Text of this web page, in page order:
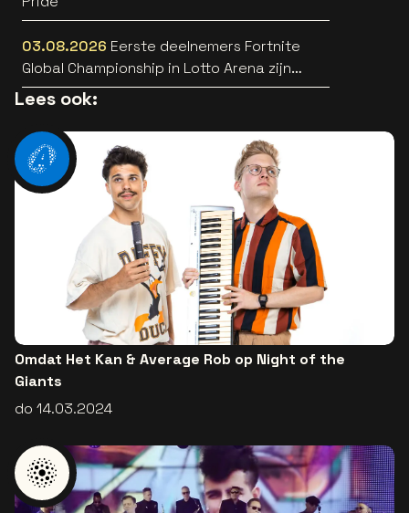
03.08.2026 Eerste deelnemers Fortnite
Global Championship in Lotto Arena zijn
bekend
Lees ook:
Omdat Het Kan & Average Rob op Night of the
Giants
do 14.03.2024